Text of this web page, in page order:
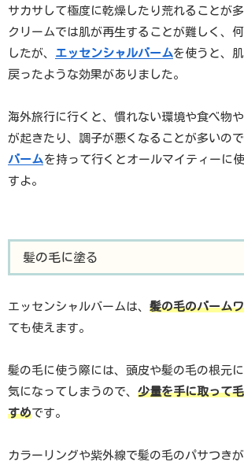
サカサして極度に乾燥したり荒れることが
クリームでは肌が再生することが難しく、
したが、 エッセンシャルバームを使うと、
戻ったような効果がありました。
海外旅行に行くと、慣れない環境や食べ物
が起きたり、調子が悪くなることが多いので
バームを持って行くとオールマイティーに
すよ。
髪の毛に塗る
エッセンシャルバームは、 髪の毛のバーム
ても使えます。
髪の毛に使う際には、頭皮や髪の毛の根元
気になってしまうので、 少量を手に取って
すめです。
カラーリングや紫外線で髪の毛のパサつきが